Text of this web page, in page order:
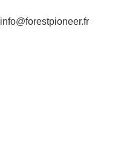
info@forestpioneer.fr